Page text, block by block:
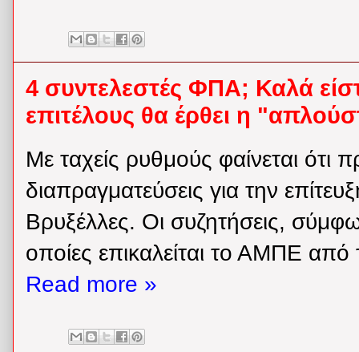
4 συντελεστές ΦΠΑ; Καλά
επιτέλους θα έρθει η
Με ταχείς ρυθμούς φαίνεται ότι
διαπραγματεύσεις για την
Βρυξέλλες. Οι συζητήσεις,
οποίες επικαλείται το ΑΜΠΕ από
Read more »